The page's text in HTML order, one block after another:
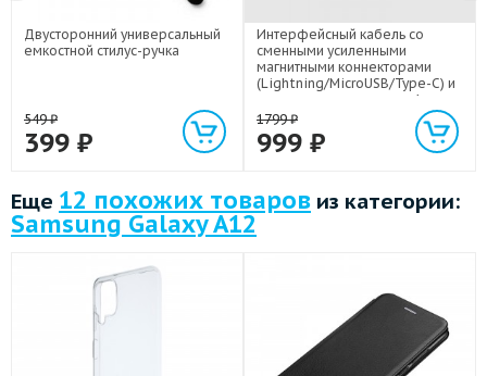
Двусторонний универсальный
емкостной стилус-ручка
549₽
399 ₽
Интерфейсный кабель со
сменными усиленными
магнитными коннекторами
(Lightning/MicroUSB/Type-C) и
световым индикатором 1м
1799₽
999 ₽
Еще 12 похожих товаров из категории:
Samsung Galaxy A12